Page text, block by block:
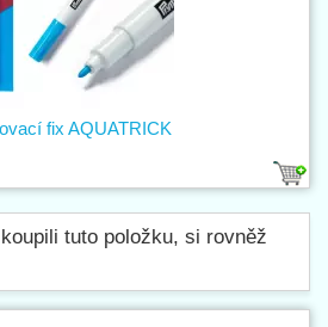
fix AQUATRICK
tuto položku, si rovněž